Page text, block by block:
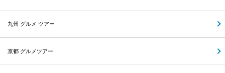
九州 グルメ ツアー
京都 グルメツアー